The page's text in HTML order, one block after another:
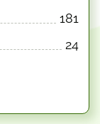
181
24